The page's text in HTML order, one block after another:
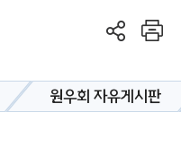
원우회 자유게시판